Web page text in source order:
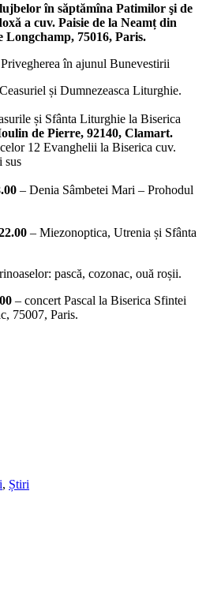
în săptămîna Patimilor şi de
a cuv. Paisie de la Neamț din
75016, Paris.
în ajunul Bunevestirii
și Dumnezeasca Liturghie.
și Sfânta Liturghie la Biserica
de Pierre, 92140, Clamart.
12 Evanghelii la Biserica cuv.
sus
– Denia Sâmbetei Mari – Prohodul
– Miezonoptica, Utrenia și Sfânta
pască, cozonac, ouă roșii.
– concert Pascal la Biserica Sfintei
75007, Paris.
, Știri